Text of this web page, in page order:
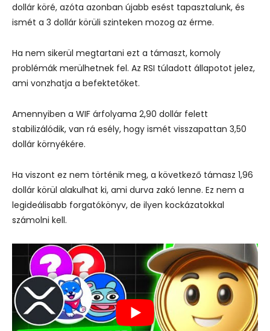
dollár köré, azóta azonban újabb esést tapasztalunk, és
ismét a 3 dollár körüli szinteken mozog az érme.
Ha nem sikerül megtartani ezt a támaszt, komoly
problémák merülhetnek fel. Az RSI túladott állapotot jelez,
ami vonzhatja a befektetőket.
Amennyiben a WIF árfolyama 2,90 dollár felett
stabilizálódik, van rá esély, hogy ismét visszapattan 3,50
dollár környékére.
Ha viszont ez nem történik meg, a következő támasz 1,96
dollár körül alakulhat ki, ami durva zakó lenne. Ez nem a
legideálisabb forgatókönyv, de ilyen kockázatokkal
számolni kell.